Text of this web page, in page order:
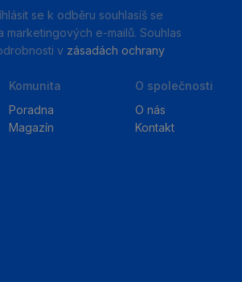
se k odběru souhlasíš se
marketingových e-mailů. Souhlas
v zásadách ochrany
Komunita
Poradna
Magazín
O společnosti
O nás
Kontakt